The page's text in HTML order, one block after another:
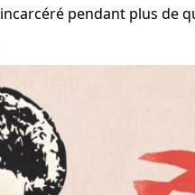
pendant plus de